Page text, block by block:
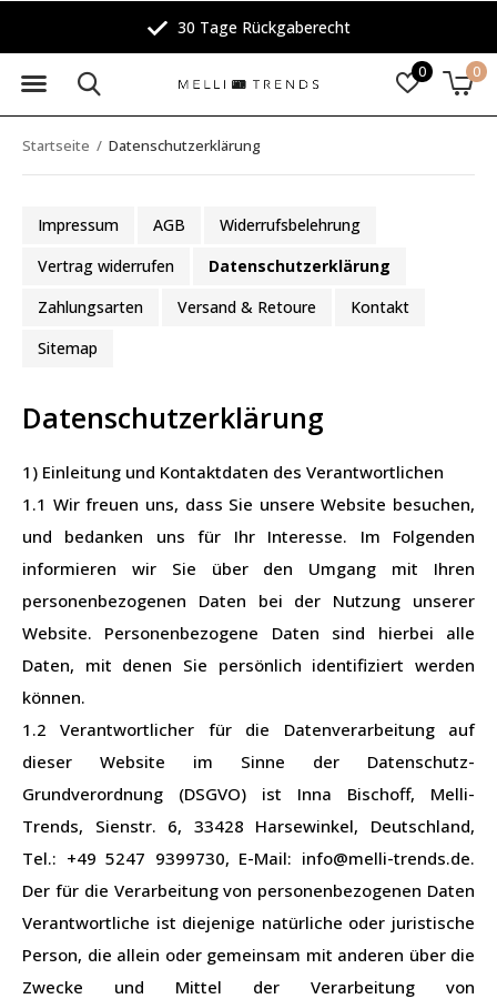
0 0
Kostenfreier Versand innerhalb Deutschlands
Startseite Datenschutzerklärung
Impressum AGB
Widerrufsbelehrung
Vertrag widerrufen
Datenschutzerklärung
Zahlungsarten
Versand & Retoure
Kontakt
Sitemap
Datenschutzerklärung
1) Einleitung und Kontaktdaten des Verantwortlichen
1.1 Wir freuen uns, dass Sie unsere Website besuchen,
und bedanken uns für Ihr Interesse. Im Folgenden
informieren wir Sie über den Umgang mit Ihren
personenbezogenen Daten bei der Nutzung unserer
Website. Personenbezogene Daten sind hierbei alle
Daten, mit denen Sie persönlich identifiziert werden
können.
1.2 Verantwortlicher für die Datenverarbeitung auf
dieser Website im Sinne der Datenschutz-
Grundverordnung (DSGVO) ist Inna Bischoff, Melli-
Trends, Sienstr. 6, 33428 Harsewinkel, Deutschland,
Tel.: +49 5247 9399730, E-Mail: info@melli-trends.de.
Der für die Verarbeitung von personenbezogenen Daten
Verantwortliche ist diejenige natürliche oder juristische
Person, die allein oder gemeinsam mit anderen über die
Zwecke und Mittel der Verarbeitung von